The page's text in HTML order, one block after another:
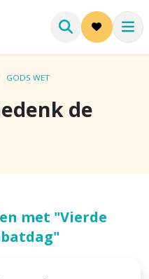
GODS WET
de
met "Vierde